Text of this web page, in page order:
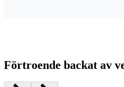
Förtroende backat av